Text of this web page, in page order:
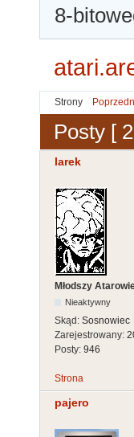
8-
Strony
Posty [
larek
Młodszy
Nieaktywny
Skąd: Sosnowiec
Zarejestrowany:
Posty: 946
Strona
pajero